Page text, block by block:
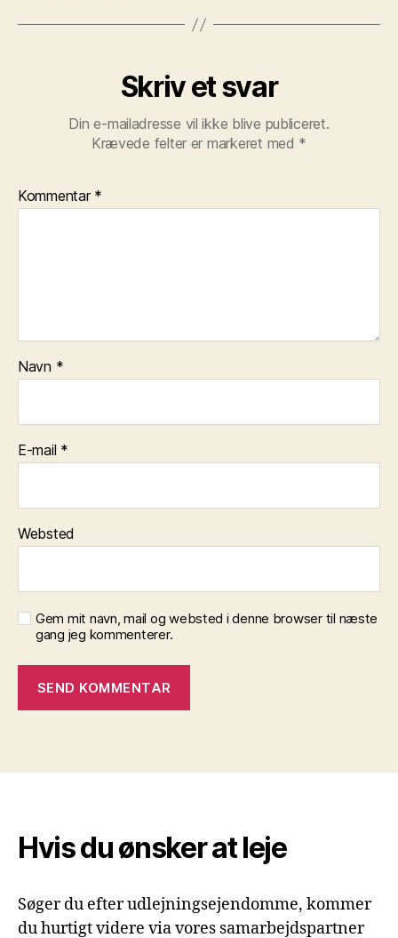
Skriv et svar
Din e-mailadresse vil ikke blive publiceret.
Krævede felter er markeret med *
Kommentar *
Navn *
E-mail *
Websted
Gem mit navn, mail og websted i denne browser til næste
gang jeg kommenterer.
Hvis du ønsker at leje
Søger du efter udlejningsejendomme, kommer
du hurtigt videre via vores samarbejdspartner